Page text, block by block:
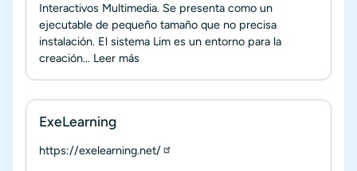
Interactivos Multimedia. Se presenta como un
ejecutable de pequeño tamaño que no precisa
instalación. El sistema Lim es un entorno para la
creación... Leer más
ExeLearning
https://exelearning.net/